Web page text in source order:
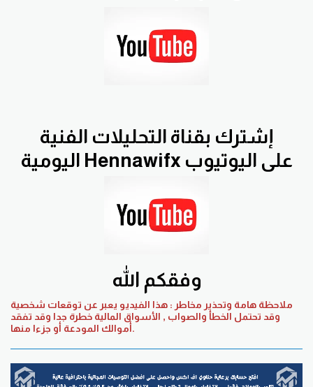
إشترك بقناة التحليلات الفنية
اليومية Hennawifx على اليوتيوب
وفقكم الله
ملاحظة هامة وتحذير مخاطر : هذا الفيديو يعبر عن توقعات شخصية
وقد تحتمل الخطأ والصواب , الأسواق المالية خطرة جدا وقد تفقد
أموالك المودعة أو جزءا منها.